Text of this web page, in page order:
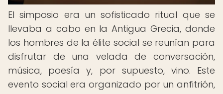
El simposio era un sofisticado ritual que se
llevaba a cabo en la Antigua Grecia, donde
los hombres de la élite social se reunían para
disfrutar de una velada de conversación,
música, poesía y, por supuesto, vino. Este
evento social era organizado por un anfitrión,